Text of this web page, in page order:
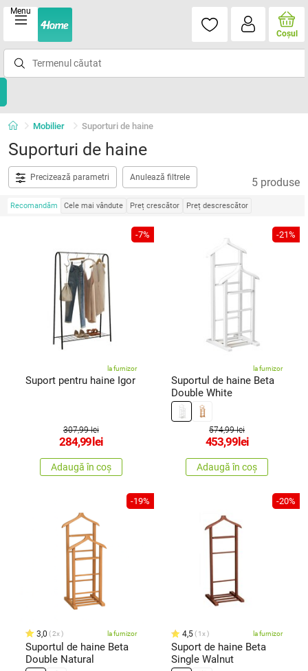
Menu
Coşul
Mobilier Suporturi de haine
Suporturi de haine
Precizează parametri Anulează filtrele 5 produse
Recomandăm Cele mai vândute Preț crescător Preț descrescător
-7%
la furnizor
Suport pentru haine Igor
307,99 lei
284,99 lei
Adaugă în coș
-21%
la furnizor
Suportul de haine Beta
Double White
574,99 lei
453,99 lei
Adaugă în coș
-19%
3,0 2x la furnizor
Suportul de haine Beta
Double Natural
-20%
4,5 1x la furnizor
Suport de haine Beta
Single Walnut